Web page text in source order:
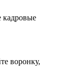
кадровые
воронку,